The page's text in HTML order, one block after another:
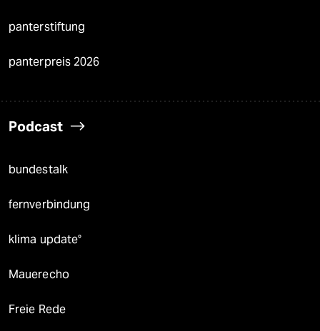
panterstiftung
panterpreis 2026
Podcast
bundestalk
fernverbindung
klima update°
Mauerecho
Freie Rede